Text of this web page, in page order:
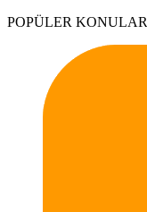
POPÜLER KONULAR